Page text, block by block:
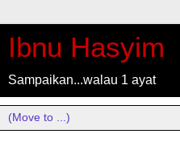
Ibnu Hasyim
Sampaikan...walau 1 ayat